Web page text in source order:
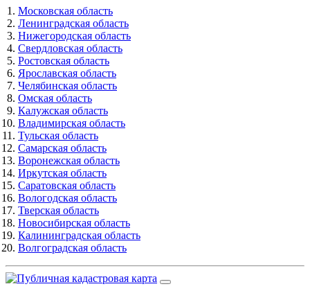
Московская область
Ленинградская область
Нижегородская область
Свердловская область
Ростовская область
Ярославская область
Челябинская область
Омская область
Калужская область
Владимирская область
Тульская область
Самарская область
Воронежская область
Иркутская область
Саратовская область
Вологодская область
Тверская область
Новосибирская область
Калининградская область
Волгоградская область